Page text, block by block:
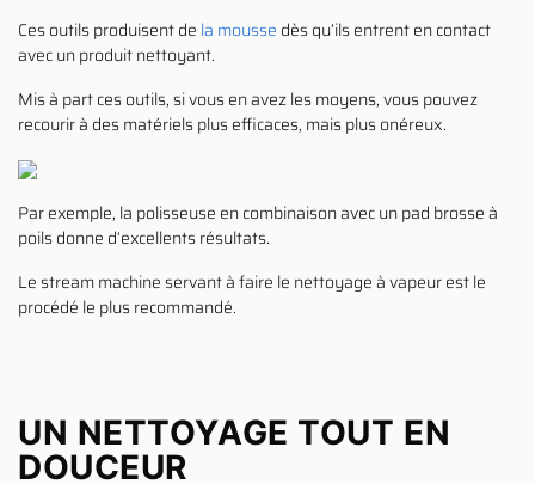
Ces outils produisent de la mousse dès qu’ils entrent en contact
avec un produit nettoyant.
Mis à part ces outils, si vous en avez les moyens, vous pouvez
recourir à des matériels plus efficaces, mais plus onéreux.
Par exemple, la polisseuse en combinaison avec un pad brosse à
poils donne d’excellents résultats.
Le stream machine servant à faire le nettoyage à vapeur est le
procédé le plus recommandé.
UN NETTOYAGE TOUT EN
DOUCEUR